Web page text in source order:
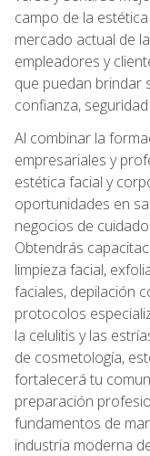
campo de la
mercado actual de
empleadores y
que puedan brindar
confianza,
Al combinar la
empresariales y
estética facial y
oportunidades en
negocios de
Obtendrás
limpieza facial,
faciales, depilación
protocolos
la celulitis y las
de cosmetología,
fortalecerá tu
preparación
fundamentos de
industria moderna